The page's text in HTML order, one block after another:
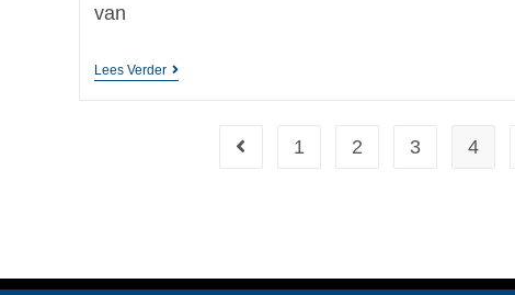
van
Lees Verder
1 2 3 4